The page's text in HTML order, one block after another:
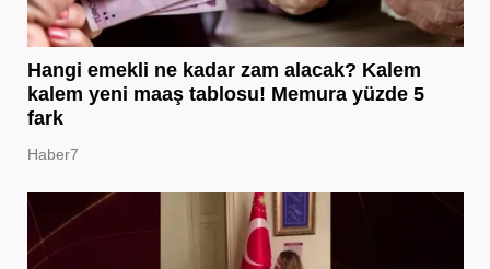
Hangi emekli ne kadar zam alacak? Kalem
kalem yeni maaş tablosu! Memura yüzde 5
fark
Haber7